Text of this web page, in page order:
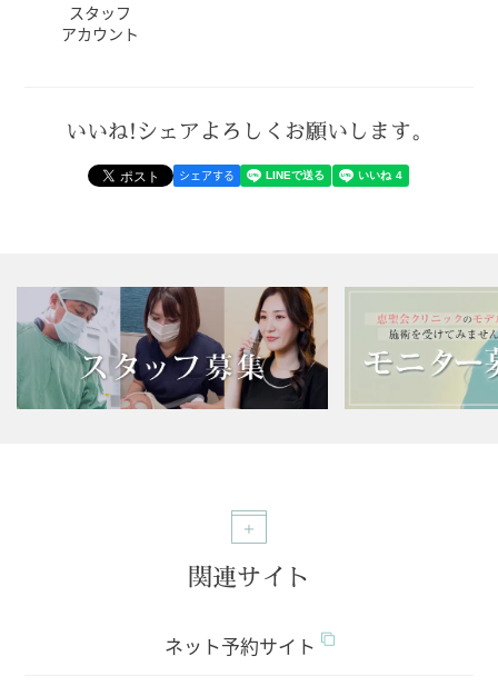
スタッフ
アカウント
いいね!シェアよろしくお願いします。
シェアする
関連サイト
ネット予約サイト